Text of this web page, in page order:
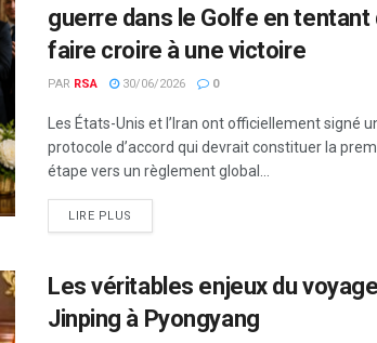
guerre dans le Golfe en tentant
faire croire à une victoire
PAR RSA 30/06/2026 0
Les États-Unis et l’Iran ont officiellement signé
protocole d’accord qui devrait constituer la
étape vers un règlement global...
LIRE PLUS
Les véritables enjeux du
Jinping à Pyongyang